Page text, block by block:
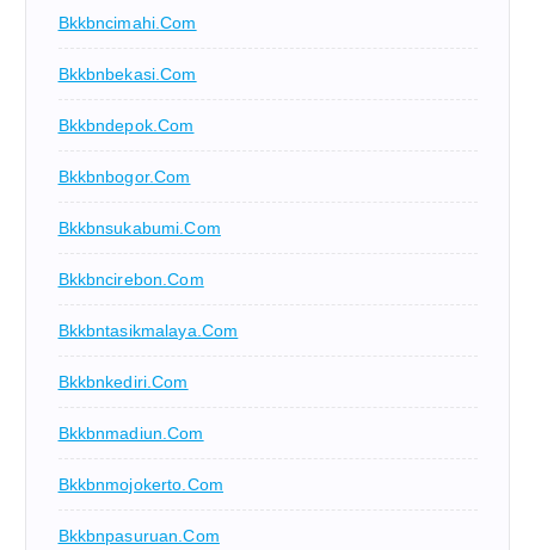
Bkkbncimahi.com
Bkkbnbekasi.com
Bkkbndepok.com
Bkkbnbogor.com
Bkkbnsukabumi.com
Bkkbncirebon.com
Bkkbntasikmalaya.com
Bkkbnkediri.com
Bkkbnmadiun.com
Bkkbnmojokerto.com
Bkkbnpasuruan.com